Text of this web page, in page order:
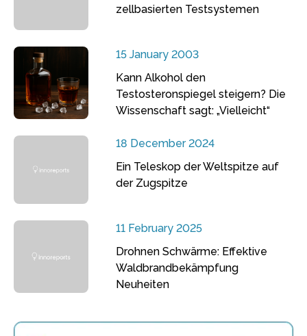
zellbasierten Testsystemen
15 January 2003
Kann Alkohol den
Testosteronspiegel steigern? Die
Wissenschaft sagt: „Vielleicht“
18 December 2024
Ein Teleskop der Weltspitze auf
der Zugspitze
11 February 2025
Drohnen Schwärme: Effektive
Waldbrandbekämpfung
Neuheiten